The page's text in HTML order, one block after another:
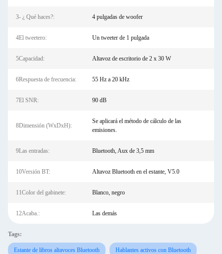
3- ¿ Qué haces?: 4 pulgadas de woofer
4El tweetero: Un tweeter de 1 pulgada
5Capacidad: Altavoz de escritorio de 2 x 30 W
6Respuesta de frecuencia: 55 Hz a 20 kHz
7El SNR: 90 dB
8Dimensión (WxDxH):
Se aplicará el método de cálculo de las
emisiones.
9Las entradas: Bluetooth, Aux de 3,5 mm
10Versión BT: Altavoz Bluetooth en el estante, V5.0
11Color del gabinete: Blanco, negro
12Acaba.: Las demás
Tags:
Estante de libros altavoces Bluetooth Hablantes activos con Bluetooth